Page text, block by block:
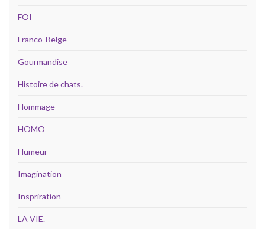
FOI
Franco-Belge
Gourmandise
Histoire de chats.
Hommage
HOMO
Humeur
Imagination
Inspriration
LA VIE.